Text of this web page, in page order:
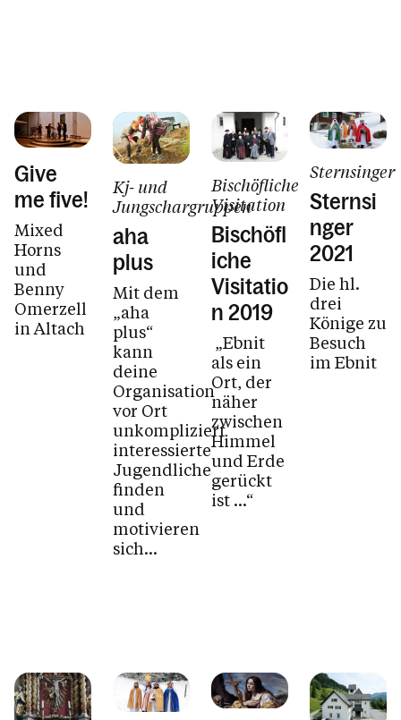
Give
me five!
Mixed
Horns
und
Benny
Omerzell
in Altach
Kj- und
Jungschargruppen
aha
plus
Mit dem
„aha
plus“
kann
deine
Organisation
vor Ort
unkompliziert
interessierte
Jugendliche
finden
und
motivieren
sich...
Bischöfliche
Visitation
Bischöfl
iche
Visitatio
n 2019
„Ebnit
als ein
Ort, der
näher
zwischen
Himmel
und Erde
gerückt
ist …“
Sternsinger
Sternsi
nger
2021
Die hl.
drei
Könige zu
Besuch
im Ebnit